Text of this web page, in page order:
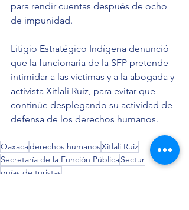
para rendir cuentas después de ocho
de impunidad.
Litigio Estratégico Indígena denunció
que la funcionaria de la SFP pretende
intimidar a las víctimas y a la abogada y
activista Xitlali Ruiz, para evitar que
continúe desplegando su actividad de
defensa de los derechos humanos.
Oaxacaderechos humanosXitlali Ruiz
Secretaría de la Función PúblicaSectur
guías de turistas